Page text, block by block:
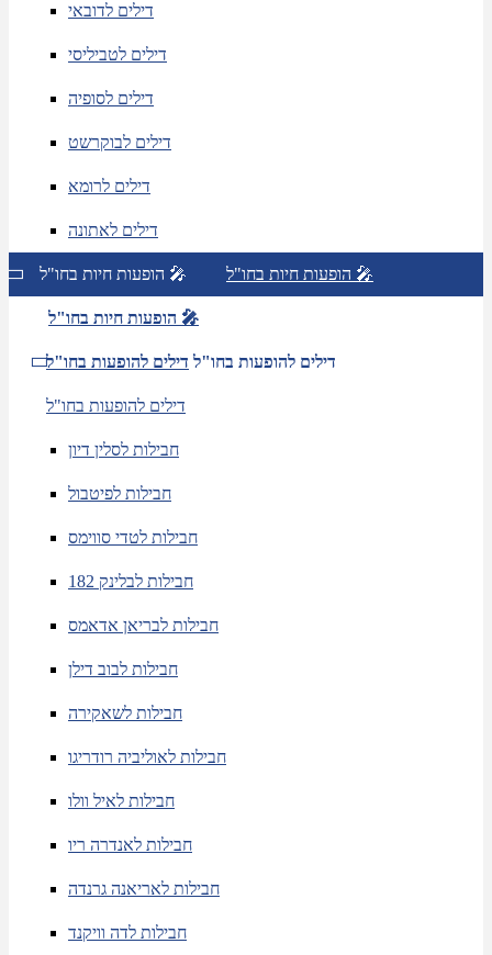
דילים לדובאי
דילים לטביליסי
דילים לסופיה
דילים לבוקרשט
דילים לרומא
דילים לאתונה
הופעות חיות בחו"ל 🎤 הופעות חיות בחו"ל 🎤
הופעות חיות בחו"ל 🎤
דילים להופעות בחו"ל דילים להופעות בחו"ל
דילים להופעות בחו"ל
חבילות לסלין דיון
חבילות לפיטבול
חבילות לטדי סווימס
חבילות לבלינק 182
חבילות לבריאן אדאמס
חבילות לבוב דילן
חבילות לשאקירה
חבילות לאוליביה רודריגו
חבילות לאיל וולו
חבילות לאנדרה ריו
חבילות לאריאנה גרנדה
חבילות לדה וויקנד